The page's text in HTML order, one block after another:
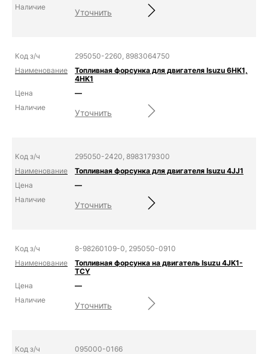
Уточнить
295050-2260, 8983064750
Топливная форсунка для двигателя Isuzu 6HK1,
4HK1
—
Уточнить
295050-2420, 8983179300
Топливная форсунка для двигателя Isuzu 4JJ1
—
Уточнить
8-98260109-0, 295050-0910
Топливная форсунка на двигатель Isuzu 4JK1-
TCY
—
Уточнить
095000-0166